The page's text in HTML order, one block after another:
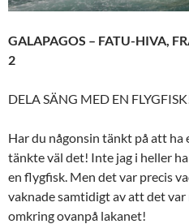
GALAPAGOS – FATU-HIVA,
2
DELA SÄNG MED EN
Har du någonsin tänkt på att ha
tänkte väl det! Inte jag i heller
en flygfisk. Men det var precis
vaknade samtidigt av att det
omkring ovanpå lakanet!